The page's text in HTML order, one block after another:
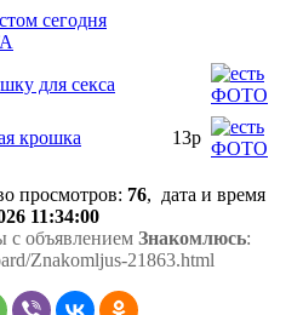
сегодня
для секса
крошка 13р
просмотров: 76, дата и время
11:34:00
с объявлением Знакомлюсь:
Znakomljus-21863.html